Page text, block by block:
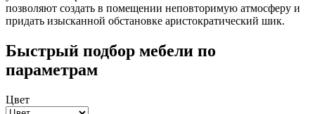
позволяют создать в помещении неповторимую атмосферу и
придать изысканной обстановке аристократический шик.
Быстрый подбор мебели по
параметрам
Цвет